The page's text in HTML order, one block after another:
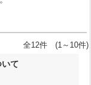
全12件 (1～10件)
いて